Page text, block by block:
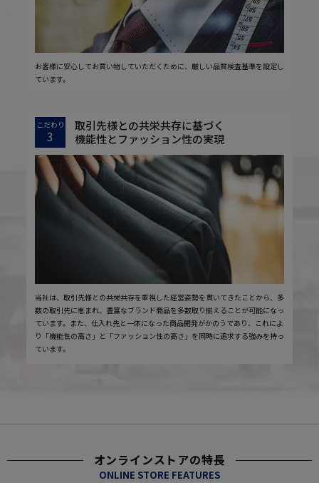
お客様に安心してお買い物していただくために、厳しい品質検査基準を設定し
ています。
こだわり
3
取引先様との共栄共存に基づく
機能性とファッション性の実現
当社は、取引先様との共栄共存を重視した経営姿勢を貫いてきたことから、多
数の取引先に恵まれ、豊富なブランド商品を多数取り揃えることが可能になっ
ています。また、仕入れ先と一体になった商品開発がかのうであり、これによ
り「機能性の高さ」と「ファッション性の高さ」を同時に追求する強みを持っ
ています。
オンラインストアの特長
ONLINE STORE FEATURES